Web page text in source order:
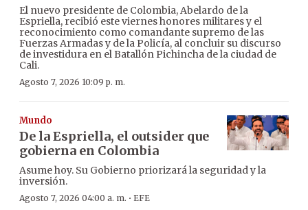
El nuevo presidente de Colombia, Abelardo de la
Espriella, recibió este viernes honores militares y el
reconocimiento como comandante supremo de las
Fuerzas Armadas y de la Policía, al concluir su discurso
de investidura en el Batallón Pichincha de la ciudad de
Cali.
Agosto 7, 2026 10:09 p. m.
Mundo
De la Espriella, el outsider que
gobierna en Colombia
Asume hoy. Su Gobierno priorizará la seguridad y la
inversión.
Agosto 7, 2026 04:00 a. m. · EFE